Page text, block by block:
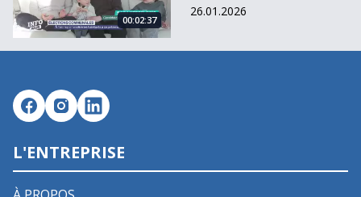
00:02:37
26.01.2026
L'ENTREPRISE